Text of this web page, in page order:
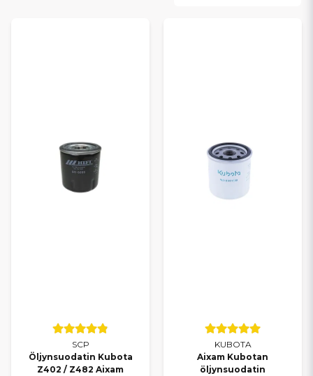
varmistavat tasaisen käynnin, moottorin luotettavan toiminnan ja
Olipa kyse määräaikaishuollosta tai öljynvaihdosta, löydät meiltä
oikeat öljynsuodattimet Aixam-mopoautoosi. Mallikohtaiset
SCP
Öljynsuodatin Kubota
Z402 / Z482 Aixam
KUBOTA
Aixam Kubotan
öljynsuodatin